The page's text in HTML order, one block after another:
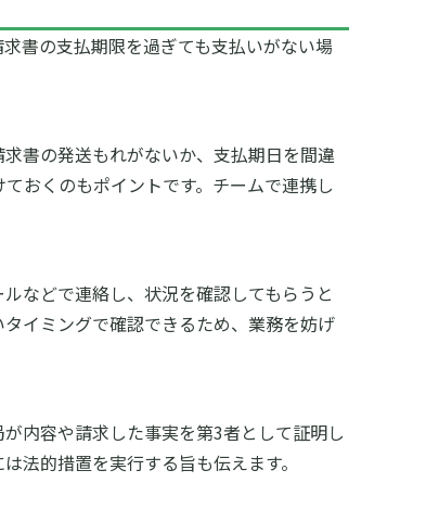
書の支払期限を過ぎても支払いがない場
書の発送もれがないか、支払期日を間違
おくのもポイントです。チームで連携し
などで連絡し、状況を確認してもらうと
イミングで確認できるため、業務を妨げ
内容や請求した事実を第3者として証明し
法的措置を実行する旨も伝えます。